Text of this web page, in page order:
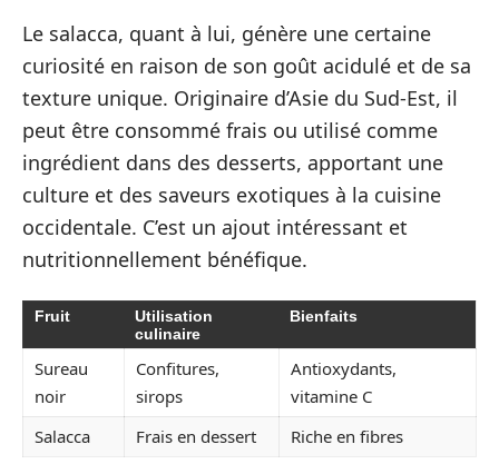
Le salacca, quant à lui, génère une certaine
curiosité en raison de son goût acidulé et de sa
texture unique. Originaire d’Asie du Sud-Est, il
peut être consommé frais ou utilisé comme
ingrédient dans des desserts, apportant une
culture et des saveurs exotiques à la cuisine
occidentale. C’est un ajout intéressant et
nutritionnellement bénéfique.
Fruit
Utilisation
culinaire
Bienfaits
Sureau
noir
Confitures,
sirops
Antioxydants,
vitamine C
Salacca
Frais en dessert Riche en fibres